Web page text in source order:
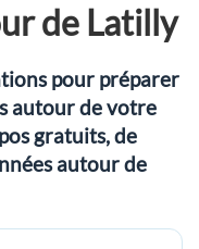
de Latilly
pour préparer
autour de votre
gratuits, de
autour de